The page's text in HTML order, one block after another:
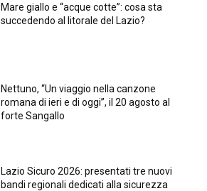
Mare giallo e “acque cotte”: cosa sta
succedendo al litorale del Lazio?
Nettuno, “Un viaggio nella canzone
romana di ieri e di oggi”, il 20 agosto al
forte Sangallo
Lazio Sicuro 2026: presentati tre nuovi
bandi regionali dedicati alla sicurezza